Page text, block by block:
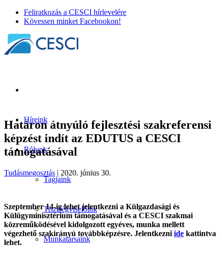
Feliratkozás a CESCI hírlevelére
Kövessen minket Facebookon!
Híreink
Rólunk
Tagjaink
Tisztségviselőink
Munkatársaink
Határon átnyúló fejlesztési szakreferensi
képzést indít az EDUTUS a CESCI
támogatásával
Tudásmegosztás | 2020. június 30.
Szeptember 14-ig lehet jelentkezni a Külgazdasági és
Külügyminisztérium támogatásával és a CESCI szakmai
közreműködésével kidolgozott egyéves, munka mellett
végezhető szakirányú továbbképzésre. Jelentkezni ide kattintva
lehet.